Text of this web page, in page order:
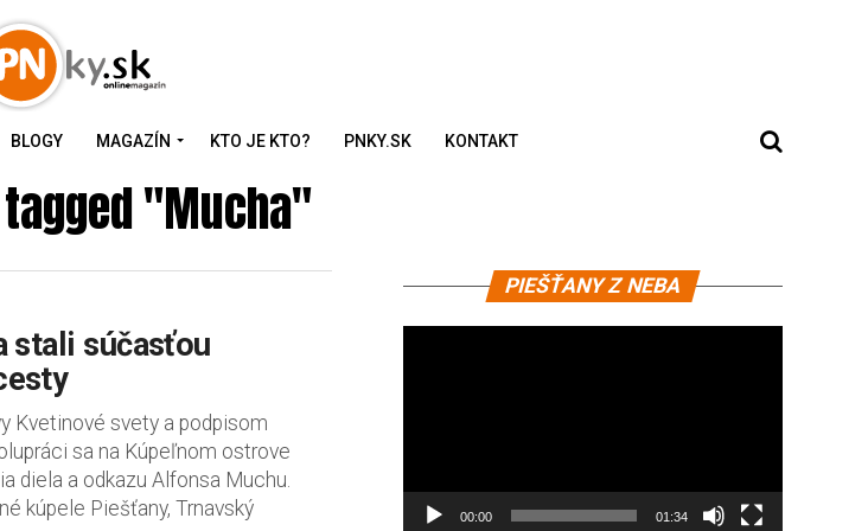
BLOGY MAGAZÍN KTO JE KTO? PNKY.SK KONTAKT
"Mucha"
stali súčasťou
Kvetinové svety a podpisom
sa na Kúpeľnom ostrove
diela a odkazu Alfonsa Muchu.
kúpele Piešťany, Trnavský
PIEŠŤANY Z NEBA
prehrávač
00:00 01:34